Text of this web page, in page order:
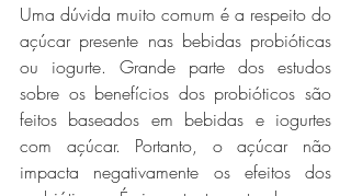
Uma dúvida muito comum é a respeito do
açúcar presente nas bebidas probióticas
ou iogurte. Grande parte dos estudos
sobre os benefícios dos probióticos são
feitos baseados em bebidas e iogurtes
com açúcar. Portanto, o açúcar não
impacta negativamente os efeitos dos